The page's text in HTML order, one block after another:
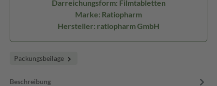
Darreichungsform: Filmtabletten
Marke: Ratiopharm
Hersteller: ratiopharm GmbH
Packungsbeilage
Beschreibung